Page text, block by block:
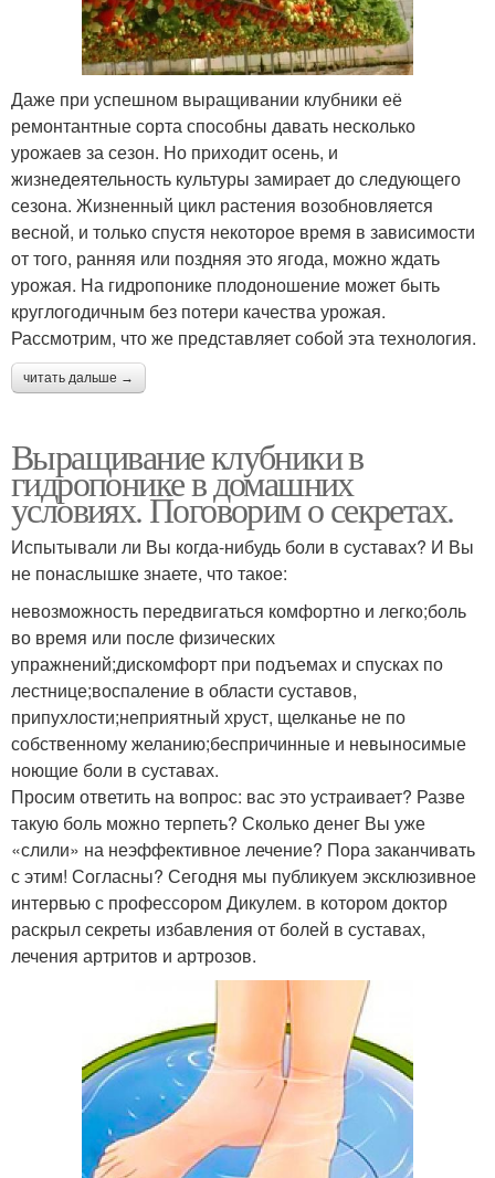
Даже при успешном выращивании клубники её
ремонтантные сорта способны давать несколько
урожаев за сезон. Но приходит осень, и
жизнедеятельность культуры замирает до следующего
сезона. Жизненный цикл растения возобновляется
весной, и только спустя некоторое время в зависимости
от того, ранняя или поздняя это ягода, можно ждать
урожая. На гидропонике плодоношение может быть
круглогодичным без потери качества урожая.
Рассмотрим, что же представляет собой эта технология.
читать дальше →
Выращивание клубники в
гидропонике в домашних
условиях. Поговорим о секретах.
Испытывали ли Вы когда-нибудь боли в суставах? И Вы
не понаслышке знаете, что такое:
невозможность передвигаться комфортно и легко;боль
во время или после физических
упражнений;дискомфорт при подъемах и спусках по
лестнице;воспаление в области суставов,
припухлости;неприятный хруст, щелканье не по
собственному желанию;беспричинные и невыносимые
ноющие боли в суставах.
Просим ответить на вопрос: вас это устраивает? Разве
такую боль можно терпеть? Сколько денег Вы уже
«слили» на неэффективное лечение? Пора заканчивать
с этим! Согласны? Сегодня мы публикуем эксклюзивное
интервью с профессором Дикулем. в котором доктор
раскрыл секреты избавления от болей в суставах,
лечения артритов и артрозов.